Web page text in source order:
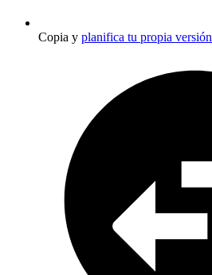
Copia y planifica tu propia versión